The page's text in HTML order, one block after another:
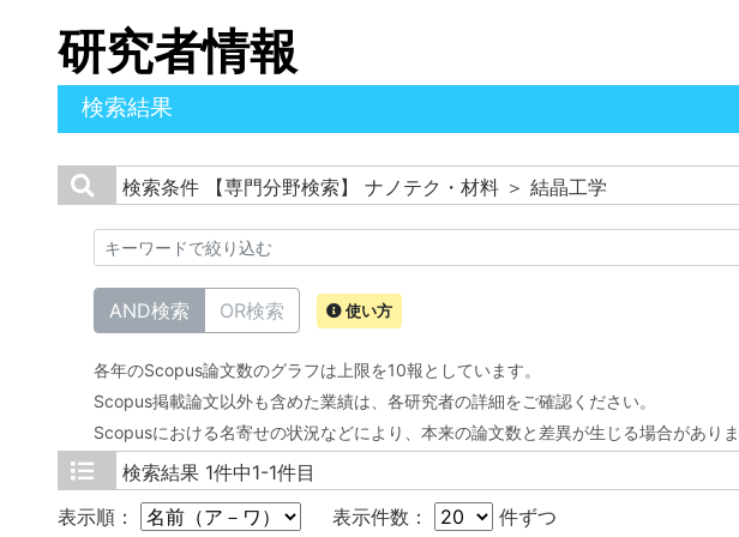
研究者情報
検索結果
検索条件 【専門分野検索】 ナノテク・材料 ＞ 結晶工学
AND検索 OR検索 使い方
各年のScopus論文数のグラフは上限を10報としています。
Scopus掲載論文以外も含めた業績は、各研究者の詳細をご確認ください。
Scopusにおける名寄せの状況などにより、本来の論文数と差異が生じる場合がありま
検索結果 1件中1-1件目
表示順：
表示件数： 件ずつ